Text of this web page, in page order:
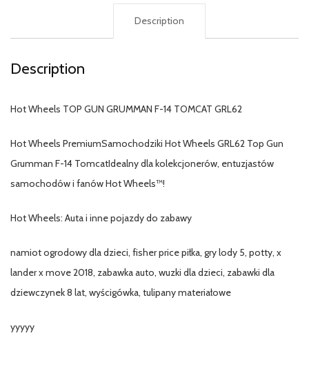
Description
Description
Hot Wheels TOP GUN GRUMMAN F-14 TOMCAT GRL62
Hot Wheels PremiumSamochodziki Hot Wheels GRL62 Top Gun
Grumman F-14 TomcatIdealny dla kolekcjonerów, entuzjastów
samochodów i fanów Hot Wheels™!
Hot Wheels: Auta i inne pojazdy do zabawy
namiot ogrodowy dla dzieci, fisher price piłka, gry lody 5, potty, x
lander x move 2018, zabawka auto, wuzki dla dzieci, zabawki dla
dziewczynek 8 lat, wyścigówka, tulipany materiałowe
yyyyy